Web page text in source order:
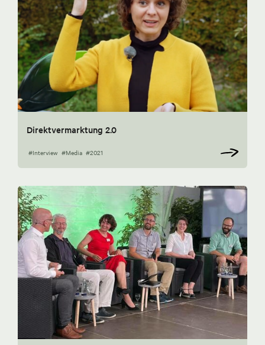
Direktvermarktung 2.0
#Interview #Media #2021